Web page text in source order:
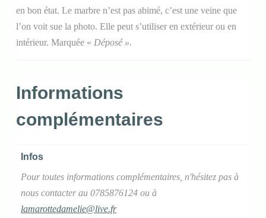
en bon état. Le marbre n’est pas abimé, c’est une veine que
l’on voit sue la photo. Elle peut s’utiliser en extérieur ou en
intérieur. Marquée « Déposé ».
Informations
complémentaires
Infos
Pour toutes informations complémentaires, n'hésitez pas à
nous contacter au 0785876124 ou à
lamarottedamelie@live.fr